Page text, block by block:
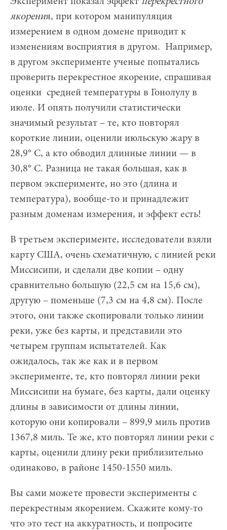
якорения, при котором манипуляция
измерением в одном домене приводит к
изменениям восприятия в другом. Например,
в другом эксперименте ученые попытались
проверить перекрестное якорение, спрашивая
оценки средней температуры в Гонолулу в
июле. И опять получили статистически
значимый результат – те, кто повторял
короткие линии, оценили июльскую жару в
28,9° С, а кто обводил длинные линии — в
30,8° С. Разница не такая большая, как в
первом эксперименте, но это (длина и
температура), вообще-то и принадлежит
разным доменам измерения, и эффект есть!
В третьем эксперименте, исследователи взяли
карту США, очень схематичную, с линией реки
Миссисипи, и сделали две копии – одну
сравнительно большую (22,5 см на 15,6 см),
другую – поменьше (7,3 см на 4,8 см). После
этого, они также скопировали только линии
реки, уже без карты, и представили это
четырем группам испытателей. Как
ожидалось, так же как и в первом
эксперименте, те, кто повторял линии реки
Миссисипи на бумаге, без карты, дали оценку
длины в зависимости от длины линии,
которую они копировали – 899,9 миль против
1367,8 миль. Те же, кто повторял линии реки с
карты, оценили длину реки приблизительно
одинаково, в районе 1450-1550 миль.
Вы сами можете провести эксперименты с
перекрестным якорением. Скажите кому-то
что это тест на аккуратность, и попросите